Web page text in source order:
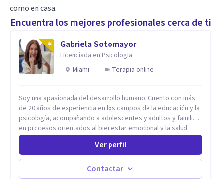
como en casa.
Encuentra los mejores profesionales cerca de ti
Gabriela Sotomayor
Licenciada en Psicologia
Miami
Terapia online
Soy una apasionada del desarrollo humano. Cuento con más
de 20 años de experiencia en los campos de la educación y la
psicología, acompañando a adolescentes y adultos y familias
en procesos orientados al bienestar emocional y la salud
mental. Mi visión es contribuir, a través de mi trabajo, a que
las personas accedan a una vida más digna, plena y con
sentido. Considero que esto es posible cuando
desarrollamos una mayor conciencia de nuestro mundo
Ver perfil
Contactar